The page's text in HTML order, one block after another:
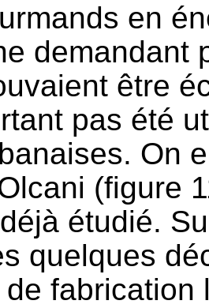
en
demandant
être
pas été
On
(figure
étudié.
quelques
fabrication